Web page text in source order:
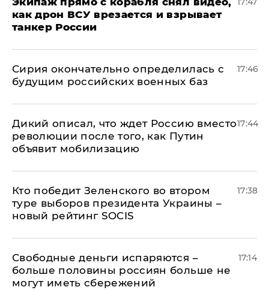
как дрон ВСУ врезается и взрывает
танкер России
Сирия окончательно определилась с
будущим российских военных баз
17:46
Дикий описал, что ждет Россию вместо
революции после того, как Путин
объявит мобилизацию
17:44
Кто победит Зеленского во втором
туре выборов президента Украины –
новый рейтинг SOCIS
17:38
Свободные деньги испаряются –
больше половины россиян больше не
могут иметь сбережений
17:14